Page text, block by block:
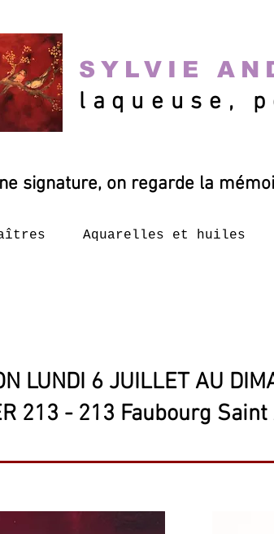
SYLVIE
laqueuse,
signature, on regarde la
Aquarelles et huiles
LUNDI 6 JUILLET AU
213 - 213 Faubourg